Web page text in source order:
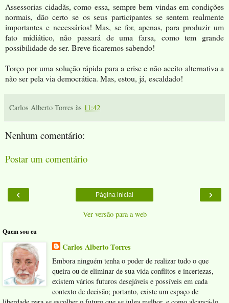
Assessorias cidadãs, como essa, sempre bem vindas em condições
normais, dão certo se os seus participantes se sentem realmente
importantes e necessários! Mas, se for, apenas, para produzir um
fato midiático, não passará de uma farsa, como tem grande
possibilidade de ser. Breve ficaremos sabendo!
Torço por uma solução rápida para a crise e não aceito alternativa a
não ser pela via democrática. Mas, estou, já, escaldado!
Carlos Alberto Torres às 11:42
Nenhum comentário:
Postar um comentário
‹ ›
Página inicial
Ver versão para a web
Quem sou eu
Carlos Alberto Torres
Embora ninguém tenha o poder de realizar tudo o que
queira ou de eliminar de sua vida conflitos e incertezas,
existem vários futuros desejáveis e possíveis em cada
contexto de decisão; portanto, existe um espaço de